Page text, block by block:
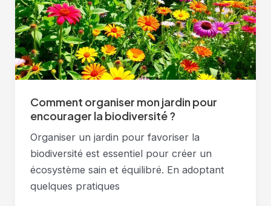
fertile
?
Comment organiser mon jardin pour
encourager la biodiversité ?
Organiser un jardin pour favoriser la
biodiversité est essentiel pour créer un
écosystème sain et équilibré. En adoptant
quelques pratiques